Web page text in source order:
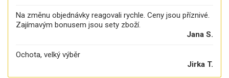
Na změnu objednávky reagovali rychle. Ceny jsou příznivé.
Zajímavým bonusem jsou sety zboží.
Jana S.
Ochota, velký výběr
Jirka T.